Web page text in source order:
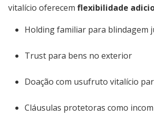
vitalício oferecem flexibilidade
Holding familiar para blindagem
Trust para bens no exterior
Doação com usufruto vitalício
Cláusulas protetoras como